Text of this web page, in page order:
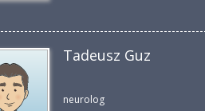
Tadeusz Guz
neurolog